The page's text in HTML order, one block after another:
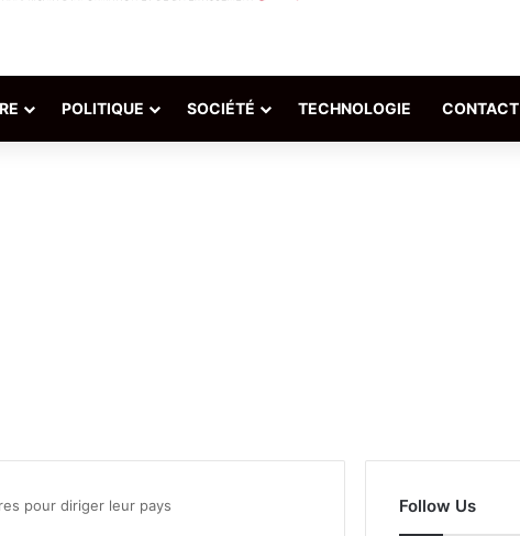
POLITIQUE SOCIÉTÉ TECHNOLOGIE CONTACT
pour diriger leur pays Follow Us